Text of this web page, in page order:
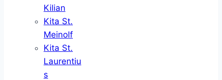
Kilian
Kita St.
Meinolf
Kita St.
Laurentiu
s